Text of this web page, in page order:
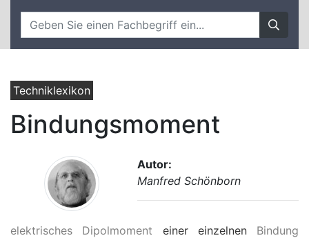
Techniklexikon
Bindungsmoment
Autor:
Manfred Schönborn
elektrisches Dipolmoment einer einzelnen Bindung